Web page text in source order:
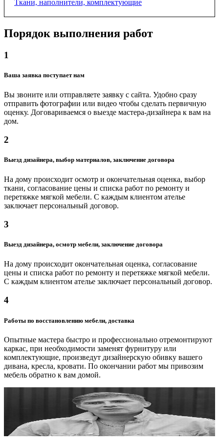
Ткани, наполнители, комплектующие
Мебельные ткани
от 400 ₽
Ватин, 2 м
от 500 ₽
Синтепон, 1.4 м
от 400 ₽
Поролон, 2х1 м
от 1000 ₽
Диванный механизм "книжка-кровать"
от 900 ₽
от 1000 ₽
Порядок выполнения работ
1
Ваша заявка поступает нам
Вы звоните или отправляете заявку с сайта. Удобно сразу
отправить фотографии или видео чтобы сделать первичную
оценку. Договариваемся о выезде мастера-дизайнера к вам на
дом.
2
Выезд дизайнера, выбор материалов, заключение договора
На дому происходит осмотр и окончательная оценка, выбор
ткани, согласование цены и списка работ по ремонту и
перетяжке мягкой мебели. С каждым клиентом ателье
заключает персональный договор.
3
Выезд дизайнера, осмотр мебели, заключение договора
На дому происходит окончательная оценка, согласование
цены и списка работ по ремонту и перетяжке мягкой мебели.
С каждым клиентом ателье заключает персональный договор.
4
Работы по восстановлению мебели, доставка
Опытные мастера быстро и профессионально отремонтируют
каркас, при необходимости заменят фурнитуру или
комплектующие, произведут дизайнерскую обивку вашего
дивана, кресла, кровати. По окончании работ мы привозим
мебель обратно к вам домой.